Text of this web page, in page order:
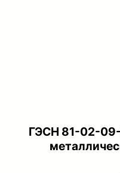
ГЭСН 81-02-